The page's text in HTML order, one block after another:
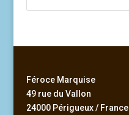
Féroce Marquise
49 rue du Vallon
24000 Périgueux / France